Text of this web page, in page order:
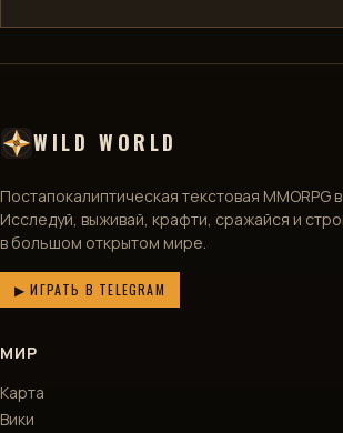
WILD WORLD
Постапокалиптическая текстовая MMORPG
Исследуй, выживай, крафти, сражайся и
в большом открытом мире.
▶ ИГРАТЬ В TELEGRAM
МИР
Карта
Вики